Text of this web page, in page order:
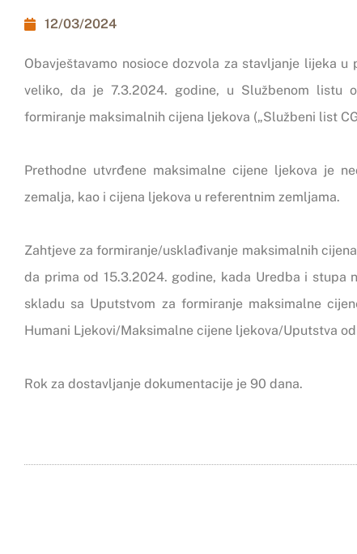
12/03/2024
Obavještavamo nosioce dozvola za stavljanje lijeka
veliko, da je 7.3.2024. godine, u Službenom listu
formiranje maksimalnih cijena ljekova („Službeni list
Prethodne utvrđene maksimalne cijene ljekova je
zemalja, kao i cijena ljekova u referentnim zemljama.
Zahtjeve za formiranje/usklađivanje maksimalnih
da prima od 15.3.2024. godine, kada Uredba i stupa
skladu sa Uputstvom za formiranje maksimalne
Humani Ljekovi/Maksimalne cijene ljekova/Uputstva
Rok za dostavljanje dokumentacije je 90 dana.